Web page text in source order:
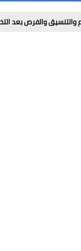
حتى 2026 / 2027